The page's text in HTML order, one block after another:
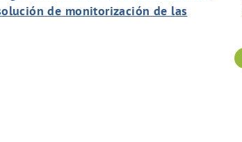
de monitorización de las